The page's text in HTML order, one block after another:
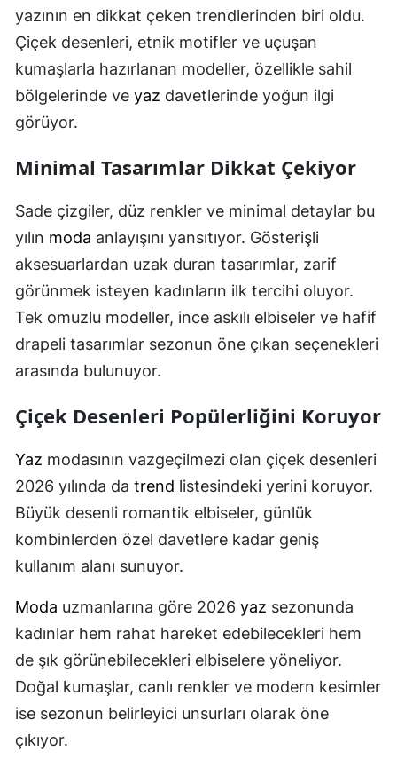
yazının en dikkat çeken trendlerinden biri oldu.
Çiçek desenleri, etnik motifler ve uçuşan
kumaşlarla hazırlanan modeller, özellikle sahil
bölgelerinde ve yaz davetlerinde yoğun ilgi
görüyor.
Minimal Tasarımlar Dikkat Çekiyor
Sade çizgiler, düz renkler ve minimal detaylar bu
yılın moda anlayışını yansıtıyor. Gösterişli
aksesuarlardan uzak duran tasarımlar, zarif
görünmek isteyen kadınların ilk tercihi oluyor.
Tek omuzlu modeller, ince askılı elbiseler ve hafif
drapeli tasarımlar sezonun öne çıkan seçenekleri
arasında bulunuyor.
Çiçek Desenleri Popülerliğini Koruyor
Yaz modasının vazgeçilmezi olan çiçek desenleri
2026 yılında da trend listesindeki yerini koruyor.
Büyük desenli romantik elbiseler, günlük
kombinlerden özel davetlere kadar geniş
kullanım alanı sunuyor.
Moda uzmanlarına göre 2026 yaz sezonunda
kadınlar hem rahat hareket edebilecekleri hem
de şık görünebilecekleri elbiselere yöneliyor.
Doğal kumaşlar, canlı renkler ve modern kesimler
ise sezonun belirleyici unsurları olarak öne
çıkıyor.